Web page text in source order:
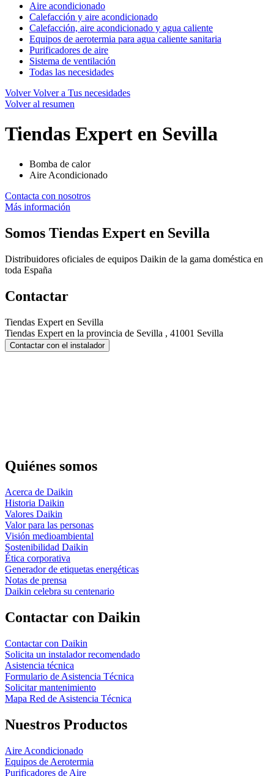
Aire acondicionado
Calefacción y aire acondicionado
Calefacción, aire acondicionado y agua caliente
Equipos de aerotermia para agua caliente sanitaria
Purificadores de aire
Sistema de ventilación
Todas las necesidades
Volver Volver a Tus necesidades
Volver al resumen
Tiendas Expert en Sevilla
Bomba de calor
Aire Acondicionado
Contacta con nosotros
Más información
Somos Tiendas Expert en Sevilla
Distribuidores oficiales de equipos Daikin de la gama doméstica en
toda España
Contactar
Tiendas Expert en Sevilla
Tiendas Expert en la provincia de Sevilla , 41001 Sevilla
Contactar con el instalador
Quiénes somos
Acerca de Daikin
Historia Daikin
Valores Daikin
Valor para las personas
Visión medioambiental
Sostenibilidad Daikin
Ética corporativa
Generador de etiquetas energéticas
Notas de prensa
Daikin celebra su centenario
Contactar con Daikin
Contactar con Daikin
Solicita un instalador recomendado
Asistencia técnica
Formulario de Asistencia Técnica
Solicitar mantenimiento
Mapa Red de Asistencia Técnica
Nuestros Productos
Aire Acondicionado
Equipos de Aerotermia
Purificadores de Aire